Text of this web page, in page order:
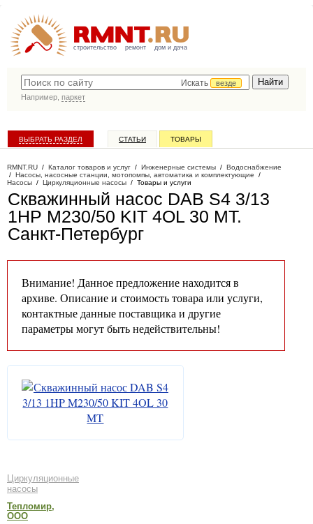
строительство ремонт дом и дача
Искать
везде
Например, паркет
ВЫБРАТЬ РАЗДЕЛ СТАТЬИ ТОВАРЫ
RMNT.RU / Каталог товаров и услуг / Инженерные системы / Водоснабжение
/ Насосы, насосные станции, мотопомпы, автоматика и комплектующие /
Насосы / Циркуляционные насосы / Товары и услуги
Скважинный насос DAB S4 3/13
1HP M230/50 KIT 4OL 30 MT.
Санкт-Петербург
Внимание! Данное предложение находится в
архиве. Описание и стоимость товара или услуги,
контактные данные поставщика и другие
параметры могут быть недействительны!
Циркуляционные
насосы
Тепломир,
ООО